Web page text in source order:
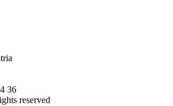
36
reserved